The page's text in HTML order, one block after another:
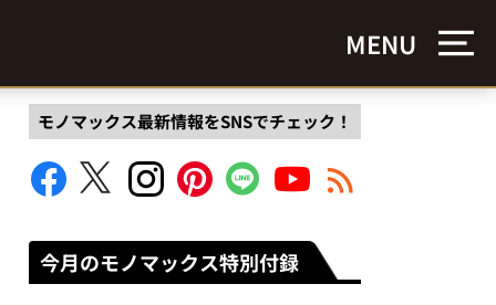
MENU
モノマックス最新情報をSNSでチェック！
今月のモノマックス特別付録